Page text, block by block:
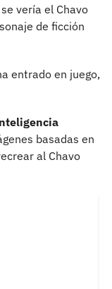
vería el Chavo
de ficción
entrado en juego,
basadas en
al Chavo